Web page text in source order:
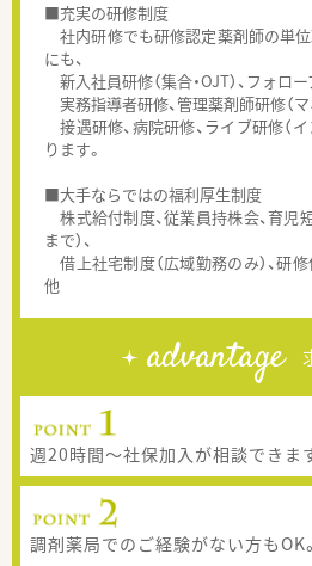
■充実の研修制度
社内研修でも研修認定薬剤師の単
にも、
新入社員研修（集合・OJT）、フォロー
実務指導者研修、管理薬剤師研修（マ
接遇研修、病院研修、ライブ研修（
ります。
■大手ならではの福利厚生制度
株式給付制度、従業員持株会、育児
まで）、
借上社宅制度（広域勤務のみ）、研
他
advantage
週20時間～社保加入が相談できま
調剤薬局でのご経験がない方もOK。